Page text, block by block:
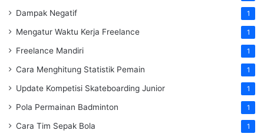
Dampak Negatif 1
Mengatur Waktu Kerja Freelance 1
Freelance Mandiri 1
Cara Menghitung Statistik Pemain 1
Update Kompetisi Skateboarding Junior 1
Pola Permainan Badminton 1
Cara Tim Sepak Bola 1